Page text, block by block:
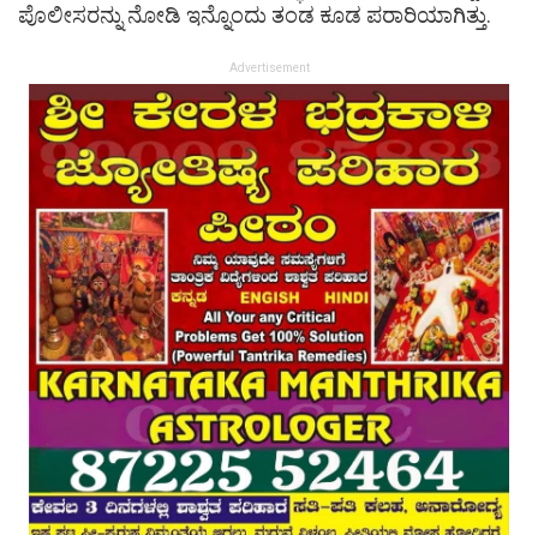
ಪೊಲೀಸರನ್ನು ನೋಡಿ ಇನ್ನೊಂದು ತಂಡ ಕೂಡ ಪರಾರಿಯಾಗಿತ್ತು.
Advertisement